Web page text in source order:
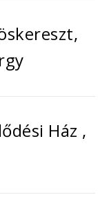
Ház ,